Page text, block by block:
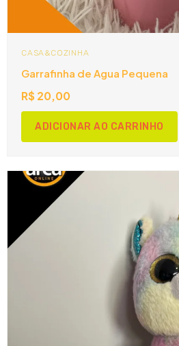
CASA&COZINHA
Garrafinha de Agua Pequena
R$20,00
ADICIONAR AO CARRINHO